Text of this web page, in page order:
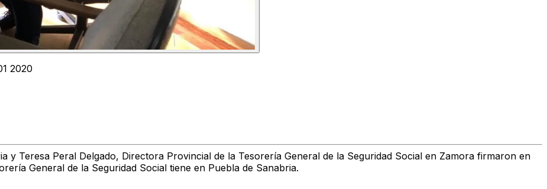
2020
y Teresa Peral Delgado, Directora Provincial de la Tesorería General de la Seguridad Social en Zamora firmaron en
General de la Seguridad Social tiene en Puebla de Sanabria.